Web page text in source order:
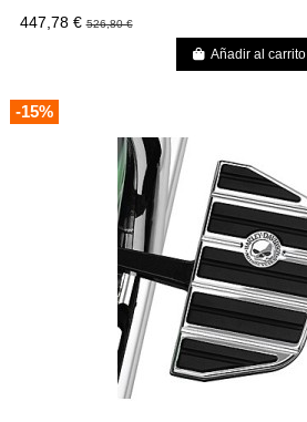
447,78 €526,80 €
Añadir al carrito
-15%